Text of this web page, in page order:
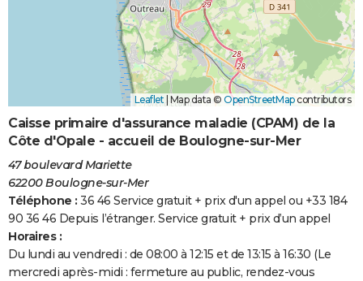
Leaflet Map data © OpenStreetMapcontributors
Caisse primaire d'assurance maladie (CPAM) de la
Côte d'Opale - accueil de Boulogne-sur-Mer
47 boulevard Mariette
62200 Boulogne-sur-Mer
Téléphone : 36 46 Service gratuit + prix d'un appel ou +33 184
90 36 46 Depuis l’étranger. Service gratuit + prix d’un appel
Horaires :
Du lundi au vendredi : de 08:00 à 12:15 et de 13:15 à 16:30 (Le
mercredi après-midi : fermeture au public, rendez-vous